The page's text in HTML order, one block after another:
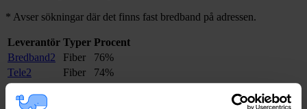
* Avser sökningar där det finns fast bredband på adressen.
Leverantör Typer Procent
Bredband2
Fiber
76%
Tele2
Fiber
74%
Boxer
Fiber
74%
Allente